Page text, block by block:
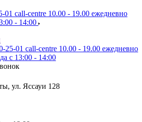
01 call-centre 10.00 - 19.00 ежедневно
- 14:00
25-01 call-centre 10.00 - 19.00 ежедневно
с 13:00 - 14:00
ул. Яссауи 128